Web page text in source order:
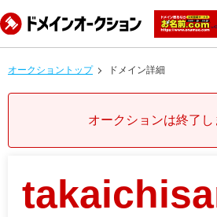
オークショントップ ドメイン詳細
オークションは終了し